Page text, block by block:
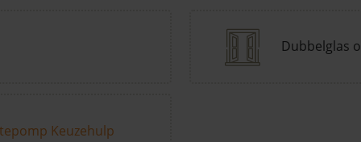
Dubbelglas
Keuzehulp